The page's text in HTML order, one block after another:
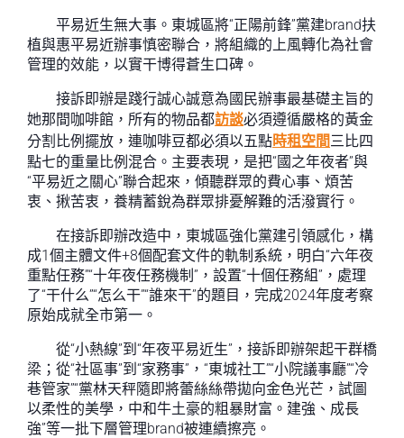
平易近生無大事。東城區將“正陽前鋒”黨建brand扶
植與惠平易近辦事慎密聯合，將組織的上風轉化為社會
管理的效能，以實干博得蒼生口碑。
接訴即辦是踐行誠心誠意為國民辦事最基礎主旨的
她那間咖啡館，所有的物品都訪談必須遵循嚴格的黃金
分割比例擺放，連咖啡豆都必須以五點時租空間三比四
點七的重量比例混合。主要表現，是把“國之年夜者”與
“平易近之關心”聯合起來，傾聽群眾的費心事、煩苦
衷、揪苦衷，養精蓄銳為群眾排憂解難的活潑實行。
在接訴即辦改造中，東城區強化黨建引領感化，構
成1個主體文件+8個配套文件的軌制系統，明白“六年夜
重點任務”“十年夜任務機制”，設置“十個任務組”，處理
了“干什么”“怎么干”“誰來干”的題目，完成2024年度考察
原始成就全市第一。
從“小熱線”到“年夜平易近生”，接訴即辦架起干群橋
梁；從“社區事”到“家務事”，“東城社工”“小院議事廳”“冷
巷管家”“黨林天秤隨即將蕾絲絲帶拋向金色光芒，試圖
以柔性的美學，中和牛土豪的粗暴財富。建強、成長
強”等一批下層管理brand被連續擦亮。